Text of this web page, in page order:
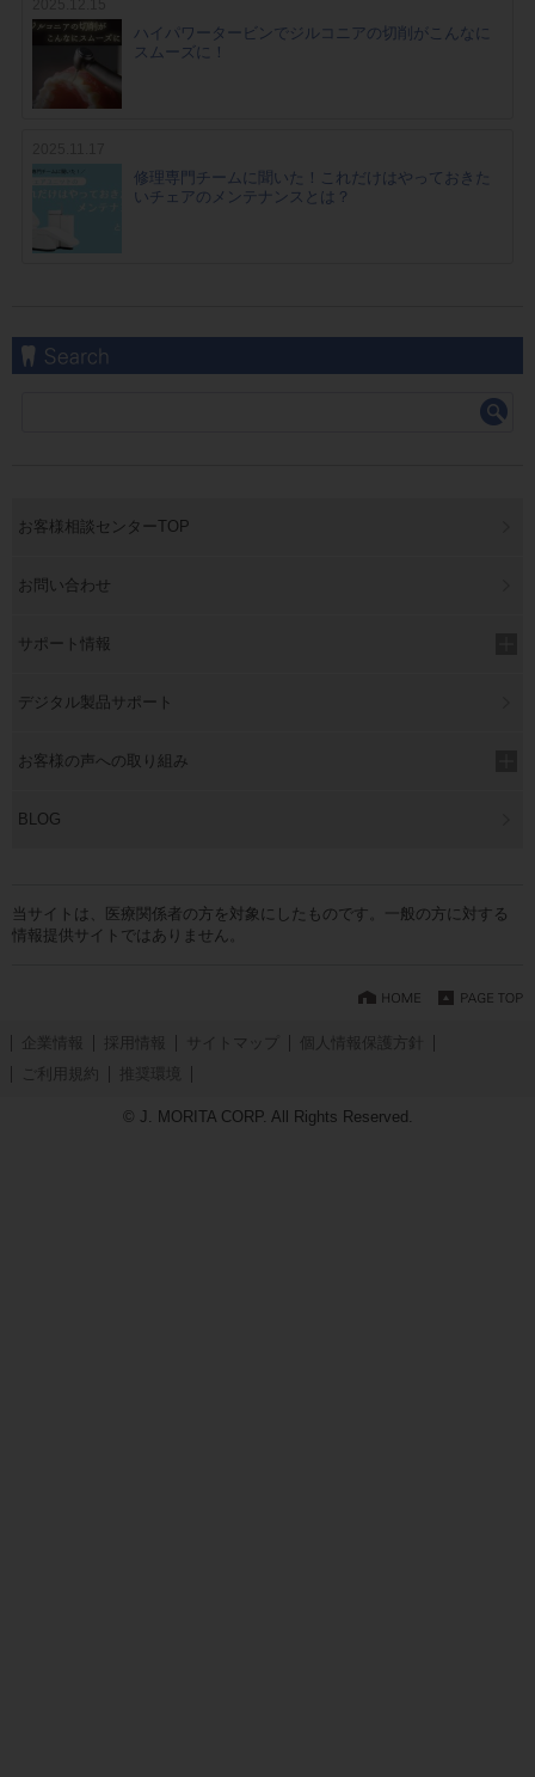
ハイパワータービンでジルコニアの切削がこんなに
スムーズに！
修理専門チームに聞いた！これだけはやっておきた
いチェアのメンテナンスとは？
お客様相談センターTOP
お問い合わせ
サポート情報
デジタル製品サポート
お客様の声への取り組み
BLOG
当サイトは、医療関係者の方を対象にしたものです。一般の方に対する
情報提供サイトではありません。
企業情報 採用情報 サイトマップ
個人情報保護方針
ご利用規約
推奨環境
© J. MORITA CORP. All Rights Reserved.